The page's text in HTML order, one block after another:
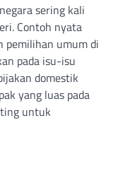
sering kali
Contoh nyata
pemilihan umum di
pada isu-isu
domestik
yang luas pada
untuk